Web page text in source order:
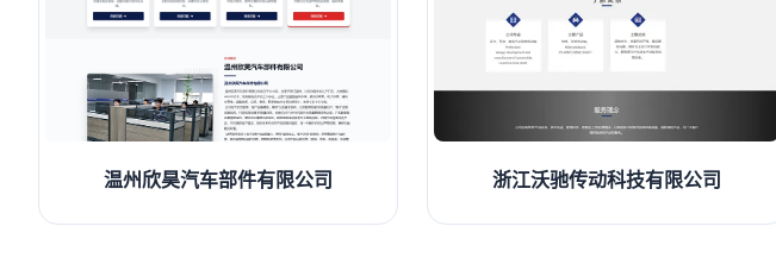
温州欣昊汽车部件有限公司 浙江沃驰传动科技有限公司